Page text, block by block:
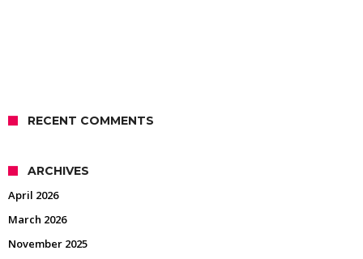
RECENT COMMENTS
ARCHIVES
April 2026
March 2026
November 2025